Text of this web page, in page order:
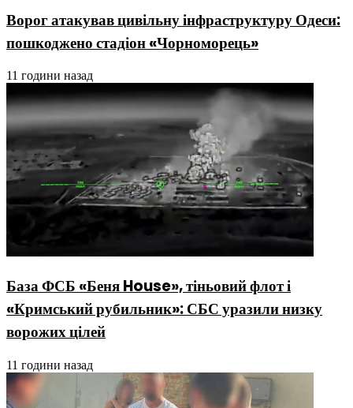
Ворог атакував цивільну інфраструктуру Одеси:
пошкоджено стадіон «Чорноморець»
11 години назад
База ФСБ «Беня House», тіньовий флот і
«Кримський рубильник»: СБС уразили низку
ворожих цілей
11 години назад